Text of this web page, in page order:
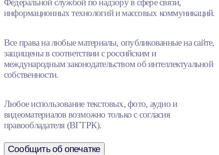
Федеральной службой по надзору в сфере связи,
информационных технологий и массовых коммуникаций.
Все права на любые материалы, опубликованные на сайте,
защищены в соответствии с российским и
международным законодательством об интеллектуальной
собственности.
Любое использование текстовых, фото, аудио и
видеоматериалов возможно только с согласия
правообладателя (ВГТРК).
Сообщить об опечатке